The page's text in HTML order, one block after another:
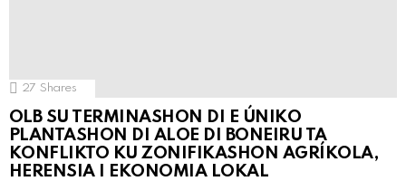
27 Shares
OLB SU TERMINASHON DI E ÚNIKO
PLANTASHON DI ALOE DI BONEIRU TA
KONFLIKTO KU ZONIFIKASHON AGRÍKOLA,
HERENSIA I EKONOMIA LOKAL